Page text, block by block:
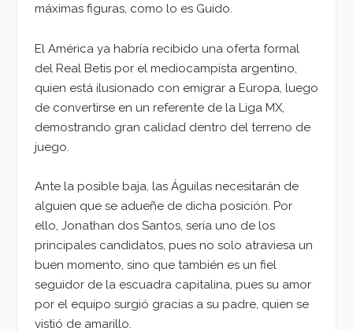
máximas figuras, como lo es Guido.
El América ya habría recibido una oferta formal
del Real Betis por el mediocampista argentino,
quien está ilusionado con emigrar a Europa, luego
de convertirse en un referente de la Liga MX,
demostrando gran calidad dentro del terreno de
juego.
Ante la posible baja, las Águilas necesitarán de
alguien que se adueñe de dicha posición. Por
ello, Jonathan dos Santos, sería uno de los
principales candidatos, pues no solo atraviesa un
buen momento, sino que también es un fiel
seguidor de la escuadra capitalina, pues su amor
por el equipo surgió gracias a su padre, quien se
vistió de amarillo.